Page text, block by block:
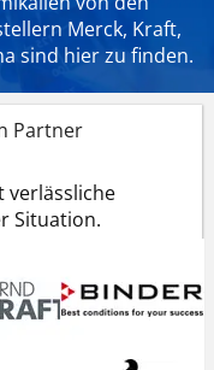
Merck, Kraft,
sind hierzu finden.
Partner
verlässliche
Situation.